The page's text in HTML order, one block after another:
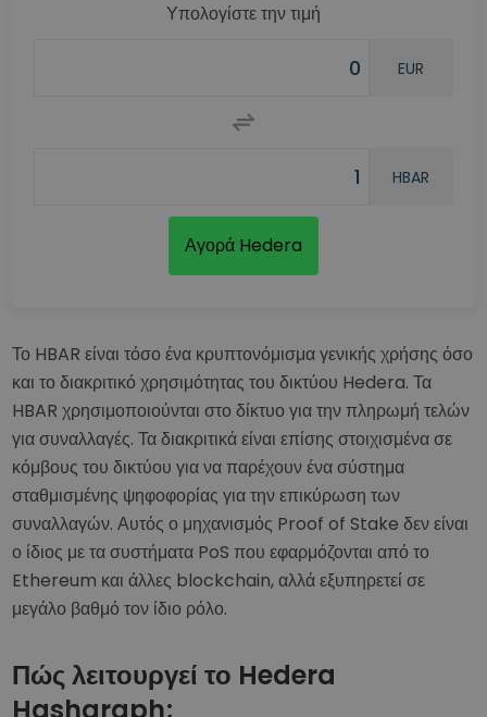
Υπολογίστε την τιμή
EUR
HBAR
Αγορά Hedera
Το HBAR είναι τόσο ένα κρυπτονόμισμα γενικής χρήσης όσο
και το διακριτικό χρησιμότητας του δικτύου Hedera. Τα
HBAR χρησιμοποιούνται στο δίκτυο για την πληρωμή τελών
για συναλλαγές. Τα διακριτικά είναι επίσης στοιχισμένα σε
κόμβους του δικτύου για να παρέχουν ένα σύστημα
σταθμισμένης ψηφοφορίας για την επικύρωση των
συναλλαγών. Αυτός ο μηχανισμός Proof of Stake δεν είναι
ο ίδιος με τα συστήματα PoS που εφαρμόζονται από το
Ethereum και άλλες blockchain, αλλά εξυπηρετεί σε
μεγάλο βαθμό τον ίδιο ρόλο.
Πώς λειτουργεί το Hedera